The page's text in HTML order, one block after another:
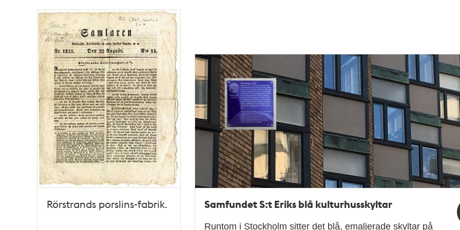
Rörstrands porslins-fabrik. Samfundet S:t Eriks blå kulturhusskyltar
Runtom i Stockholm sitter det blå, emaljerade skyltar på